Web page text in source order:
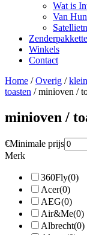
Wat is
Van
Winkels
Contact
Home /Overig /
toasten / minioven /
minioven /
€Minimale prijs
Merk
360Fly(0)
Acer(0)
AEG(0)
Air&Me(0)
Albrecht(0)